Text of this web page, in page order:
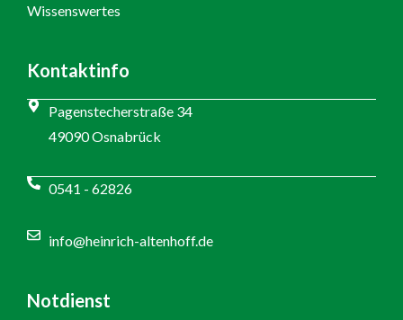
Wissenswertes
Kontaktinfo
Pagenstecherstraße 34
49090 Osnabrück
0541 - 62826
info@heinrich-altenhoff.de
Notdienst